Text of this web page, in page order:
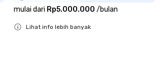
mulai dari Rp5.000.000 /bulan
Lihat info lebih banyak